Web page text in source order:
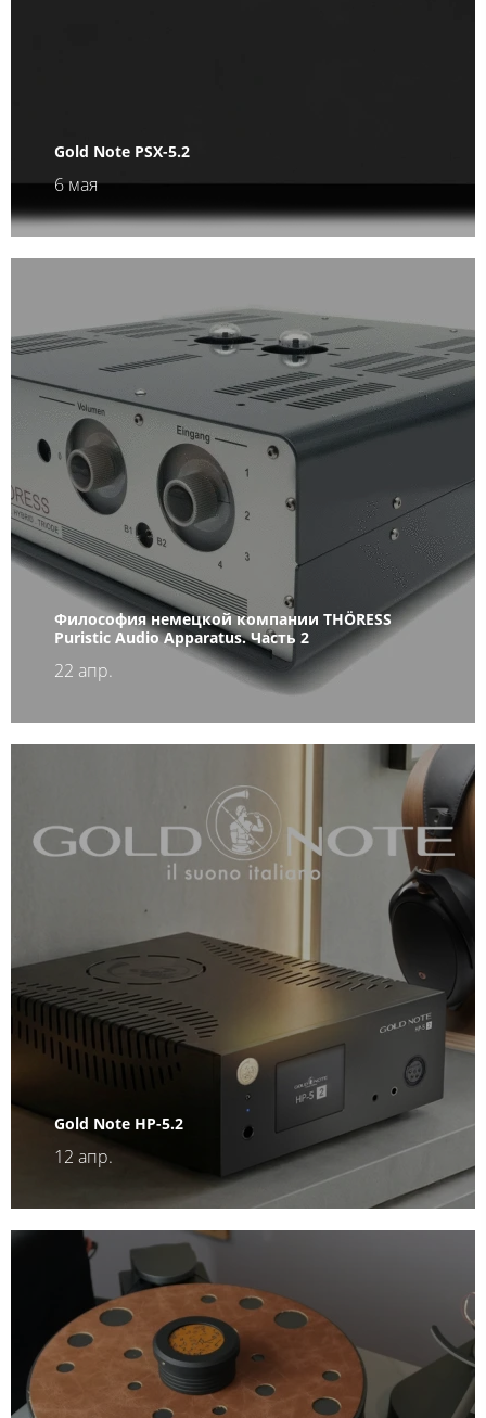
Gold Note PSX-5.2
6 мая
Философия немецкой компании THÖRESS
Puristic Audio Apparatus. Часть 2
22 апр.
Gold Note HP-5.2
12 апр.